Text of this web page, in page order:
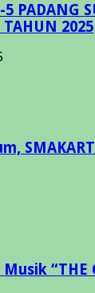
PADANG
2025
“THE